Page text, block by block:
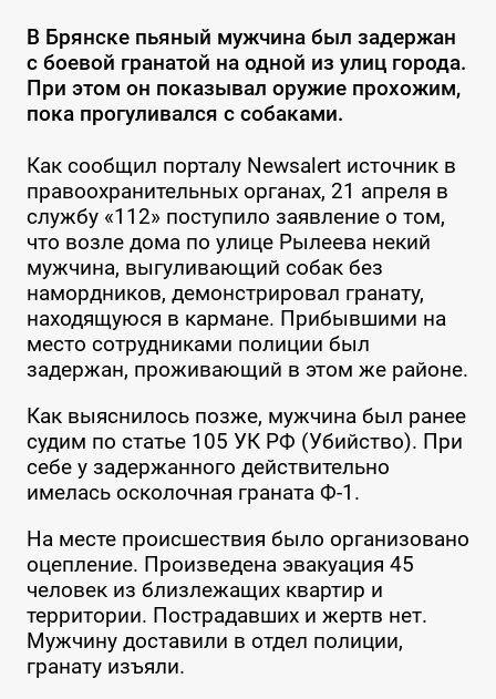
В Брянске пьяный мужчина был задержан
с боевой гранатой на одной из улиц города.
При этом он показывал оружие прохожим,
пока прогуливался с собаками.
Как сообщил порталу Newsalert источник в
правоохранительных органах, 21 апреля в
службу «112» поступило заявление о том,
что возле дома по улице Рылеева некий
мужчина, выгуливающий собак без
намордников, демонстрировал гранату,
находящуюся в кармане. Прибывшими на
место сотрудниками полиции был
задержан, проживающий в этом же районе.
Как выяснилось позже, мужчина был ранее
судим по статье 105 УК РФ (Убийство). При
себе у задержанного действительно
имелась осколочная граната Ф-1.
На месте происшествия было организовано
оцепление. Произведена эвакуация 45
человек из близлежащих квартир и
территории. Пострадавших и жертв нет.
Мужчину доставили в отдел полиции,
гранату изъяли.